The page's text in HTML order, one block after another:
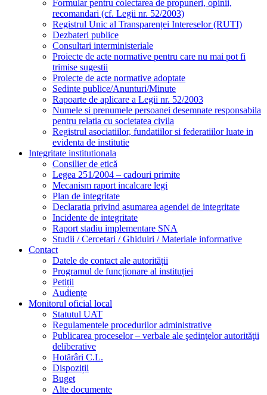
Formular pentru colectarea de propuneri, opinii,
recomandari (cf. Legii nr. 52/2003)
Registrul Unic al Transparenței Intereselor (RUTI)
Dezbateri publice
Consultari interministeriale
Proiecte de acte normative pentru care nu mai pot fi
trimise sugestii
Proiecte de acte normative adoptate
Sedinte publice/Anunturi/Minute
Rapoarte de aplicare a Legii nr. 52/2003
Numele si prenumele persoanei desemnate responsabila
pentru relatia cu societatea civila
Registrul asociatiilor, fundatiilor si federatiilor luate in
evidenta de institutie
Integritate institutionala
Consilier de etică
Legea 251/2004 – cadouri primite
Mecanism raport incalcare legi
Plan de integritate
Declaratia privind asumarea agendei de integritate
Incidente de integritate
Raport stadiu implementare SNA
Studii / Cercetari / Ghiduiri / Materiale informative
Contact
Datele de contact ale autorității
Programul de funcționare al instituției
Petiții
Audiențe
Monitorul oficial local
Statutul UAT
Regulamentele procedurilor administrative
Publicarea proceselor – verbale ale şedinţelor autorităţii
deliberative
Hotărâri C.L.
Dispoziții
Buget
Alte documente